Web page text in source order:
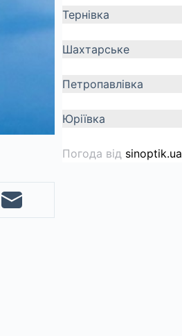
Тернівка
Шахтарське
Петропавлівка
Юріївка
Погода від sinoptik.ua